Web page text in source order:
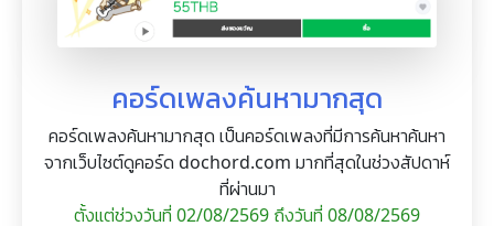
คอร์ดเพลงค้นหามากสุด
คอร์ดเพลงค้นหามากสุด เป็นคอร์ดเพลงที่มีการค้นหาค้นหา
จากเว็บไซต์ดูคอร์ด dochord.com มากที่สุดในช่วงสัปดาห์
ที่ผ่านมา
ตั้งแต่ช่วงวันที่ 02/08/2569 ถึงวันที่ 08/08/2569